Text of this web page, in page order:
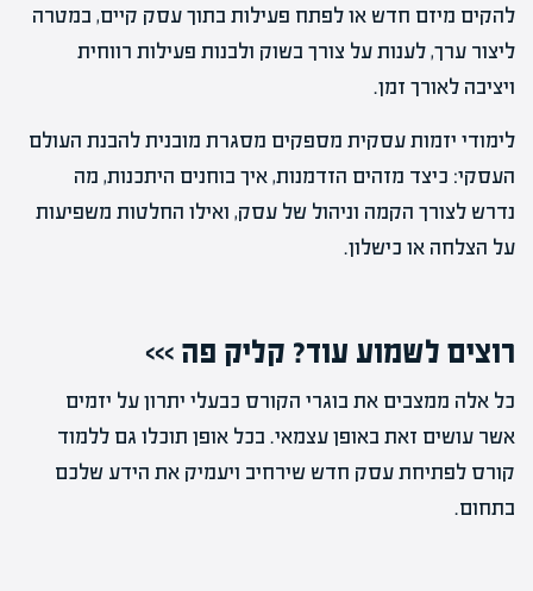
להקים מיזם חדש או לפתח פעילות בתוך עסק קיים, במטרה
ליצור ערך, לענות על צורך בשוק ולבנות פעילות רווחית
ויציבה לאורך זמן.
לימודי יזמות עסקית מספקים מסגרת מובנית להבנת העולם
העסקי: כיצד מזהים הזדמנות, איך בוחנים היתכנות, מה
נדרש לצורך הקמה וניהול של עסק, ואילו החלטות משפיעות
על הצלחה או כישלון.
רוצים לשמוע עוד? קליק פה >>>
כל אלה ממצבים את בוגרי הקורס כבעלי יתרון על יזמים
אשר עושים זאת באופן עצמאי. בכל אופן תוכלו גם ללמוד
קורס לפתיחת עסק חדש שירחיב ויעמיק את הידע שלכם
בתחום.